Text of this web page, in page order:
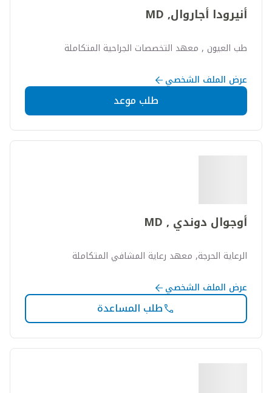
أنيرودا أجاروال, MD
طب العيون , معهد التخصصات الجراحية المتكاملة
عرض الملف الشخصي
طلب موعد
أوجوال دوندي , MD
الرعاية الحرجة, معهد رعاية المشافي المتكاملة
عرض الملف الشخصي
طلب المساعدة